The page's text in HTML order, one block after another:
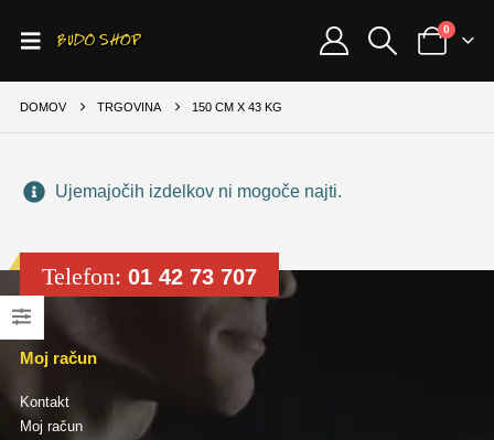
0
DOMOV TRGOVINA 150 CM X 43 KG
Ujemajočih izdelkov ni mogoče najti.
Telefon: 01 42 73 707
Moj račun
Kontakt
Moj račun